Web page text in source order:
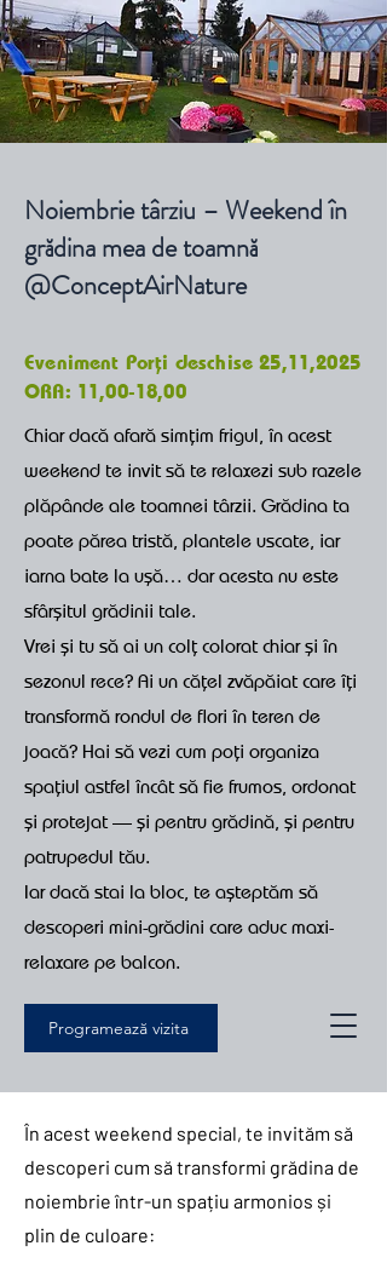
Noiembrie târziu – Weekend în
grădina mea de toamnă
@ConceptAirNature
Eveniment Porți deschise 25,11,2025
ORA: 11,00-18,00
Chiar dacă afară simțim frigul, în acest
weekend te invit să te relaxezi sub razele
plăpânde ale toamnei târzii. Grădina ta
poate părea tristă, plantele uscate, iar
iarna bate la ușă… dar acesta nu este
sfârșitul grădinii tale.
Vrei și tu să ai un colț colorat chiar și în
sezonul rece? Ai un cățel zvăpăiat care îți
transformă rondul de flori în teren de
joacă? Hai să vezi cum poți organiza
spațiul astfel încât să fie frumos, ordonat
și protejat — și pentru grădină, și pentru
patrupedul tău.
Iar dacă stai la bloc, te așteptăm să
descoperi mini-grădini care aduc maxi-
relaxare pe balcon.
Programează vizita
În acest weekend special, te invităm să
descoperi cum să transformi grădina de
noiembrie într-un spațiu armonios și
plin de culoare: